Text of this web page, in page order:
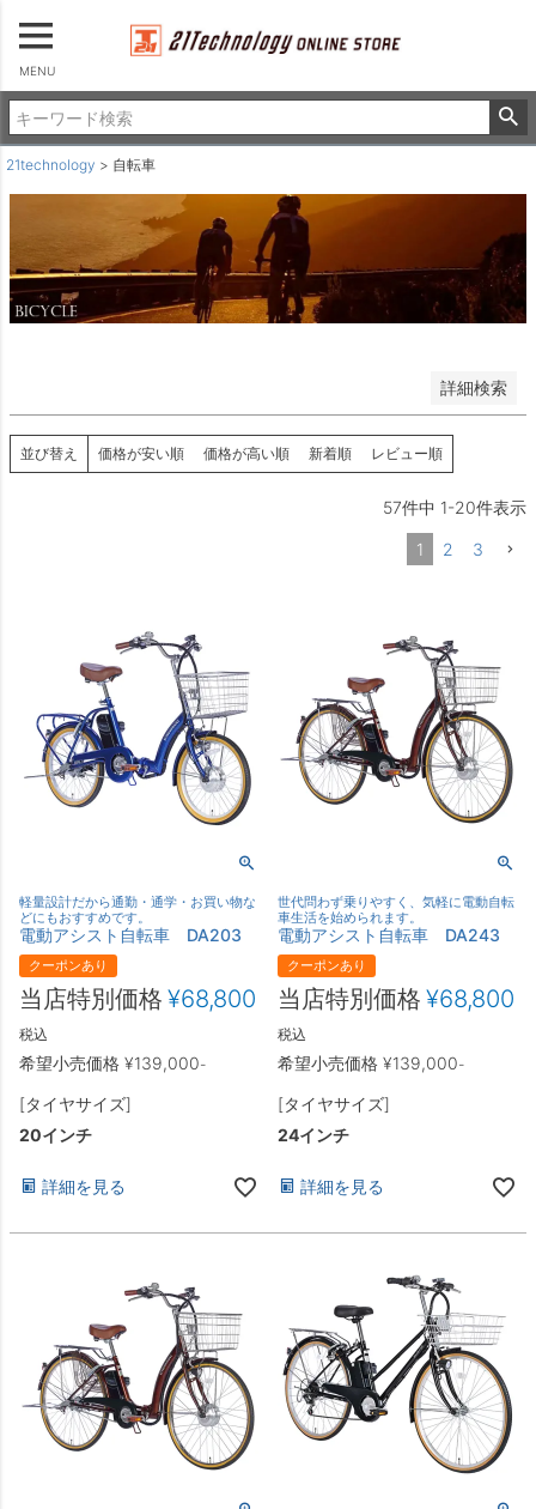
MENU
21technology 自転車
詳細検索
新着順
登録順
価格が安い順
価格が高い順
優先度順
レビュー順
キーワードヒット順
並び替え 価格が安い順 価格が高い順 新着順 レビュー順
57件中 1-20件表示
1 2 3
軽量設計だから通勤・通学・お買い物な
どにもおすすめです。
電動アシスト自転車 DA203
クーポンあり
希望小売価格 ¥139,000-
当店特別価格 ¥68,800
税込
[タイヤサイズ]
20インチ
詳細を見る
世代問わず乗りやすく、気軽に電動自転
車生活を始められます。
電動アシスト自転車 DA243
クーポンあり
希望小売価格 ¥139,000-
当店特別価格 ¥68,800
税込
[タイヤサイズ]
24インチ
詳細を見る